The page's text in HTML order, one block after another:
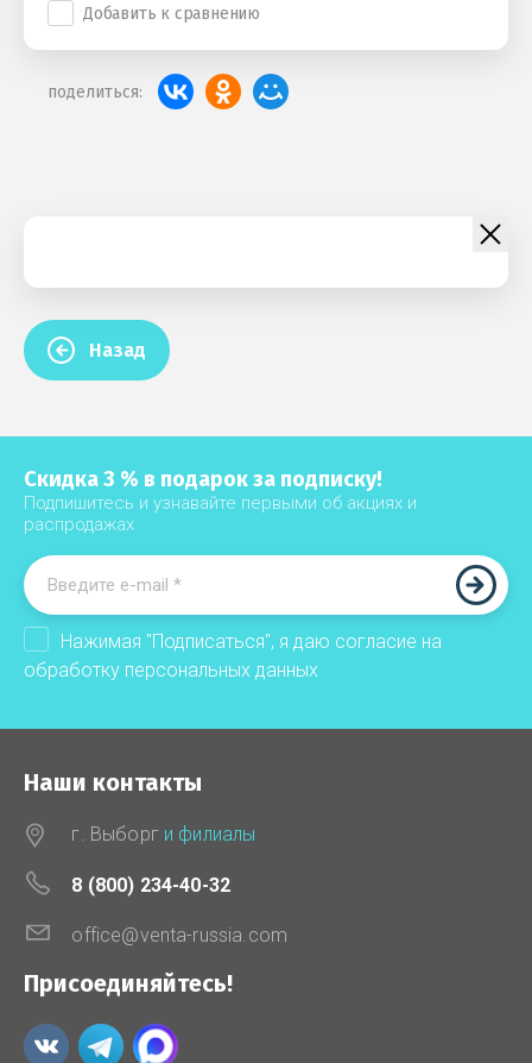
Добавить к сравнению
поделиться:
Назад
Скидка 3 % в подарок за подписку!
Подпишитесь и узнавайте первыми об акциях и
распродажах
Нажимая "Подписаться", я даю согласие на
обработку персональных данных
Наши контакты
г. Выборг и филиалы
8 (800) 234-40-32
office@venta-russia.com
Присоединяйтесь!